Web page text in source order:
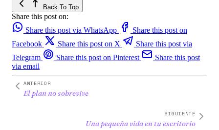
Back To Top
Share this post on:
Share this post via WhatsApp
Share this post on
Facebook
Share this post on X
Share this post via
Telegram
Share this post on Pinterest
Share this post
via email
ANTERIOR
El plan no sobrevive
SIGUIENTE
Una pequeña vida en tu escritorio